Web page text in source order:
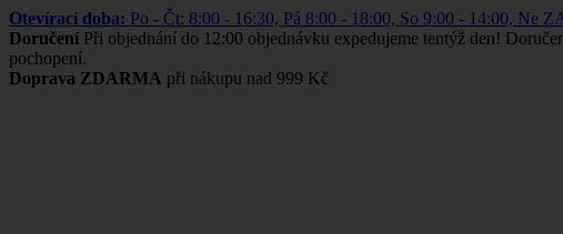
Otevírací doba: Po - Čt: 8:00 - 16:30, Pá 8:00 - 18:00, So 9:00 - 14:00, Ne
Doručení Při objednání do 12:00 objednávku expedujeme tentýž den!
pochopení.
Doprava ZDARMA při nákupu nad 999 Kč